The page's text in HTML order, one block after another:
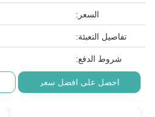
السعر:
تفاصيل التعبئة:
شروط الدفع:
احصل على افضل سعر